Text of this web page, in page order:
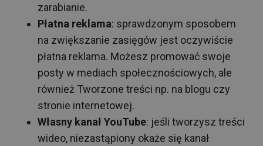
zarabianie.
Płatna reklama: sprawdzonym sposobem
na zwiększanie zasięgów jest oczywiście
płatna reklama. Możesz promować swoje
posty w mediach społecznościowych, ale
również Tworzone treści np. na blogu czy
stronie internetowej.
Własny kanał YouTube: jeśli tworzysz treści
wideo, niezastąpiony okaże się kanał